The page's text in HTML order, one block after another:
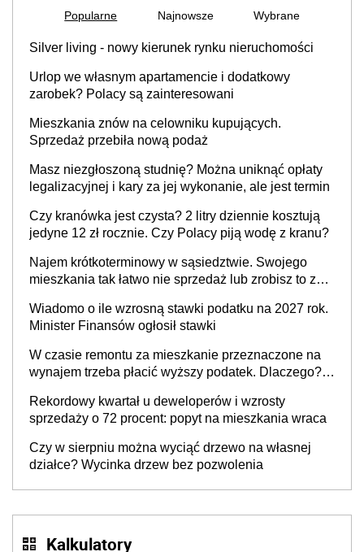
Popularne Najnowsze Wybrane
Silver living - nowy kierunek rynku nieruchomości
Urlop we własnym apartamencie i dodatkowy
zarobek? Polacy są zainteresowani
Mieszkania znów na celowniku kupujących.
Sprzedaż przebiła nową podaż
Masz niezgłoszoną studnię? Można uniknąć opłaty
legalizacyjnej i kary za jej wykonanie, ale jest termin
Czy kranówka jest czysta? 2 litry dziennie kosztują
jedyne 12 zł rocznie. Czy Polacy piją wodę z kranu?
Najem krótkoterminowy w sąsiedztwie. Swojego
mieszkania tak łatwo nie sprzedaż lub zrobisz to ze
Wiadomo o ile wzrosną stawki podatku na 2027 rok.
Minister Finansów ogłosił stawki
W czasie remontu za mieszkanie przeznaczone na
wynajem trzeba płacić wyższy podatek. Dlaczego?
Rekordowy kwartał u deweloperów i wzrosty
sprzedaży o 72 procent: popyt na mieszkania wraca
Czy w sierpniu można wyciąć drzewo na własnej
działce? Wycinka drzew bez pozwolenia
Kalkulatory